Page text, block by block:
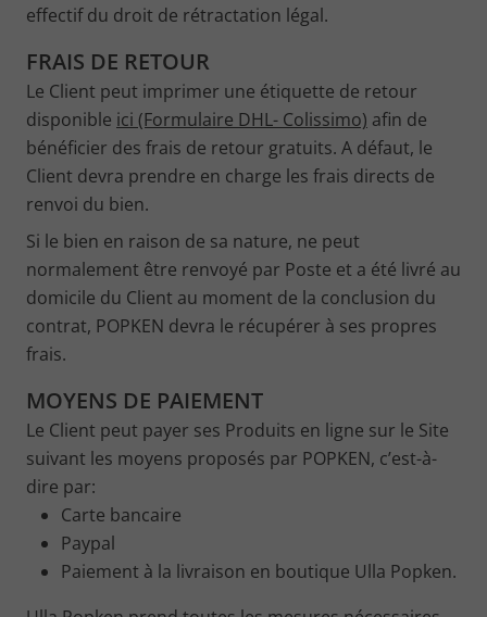
effectif du droit de rétractation légal.
FRAIS DE RETOUR
Le Client peut imprimer une étiquette de retour
disponible ici (Formulaire DHL- Colissimo) afin de
bénéficier des frais de retour gratuits. A défaut, le
Client devra prendre en charge les frais directs de
renvoi du bien.
Si le bien en raison de sa nature, ne peut
normalement être renvoyé par Poste et a été livré au
domicile du Client au moment de la conclusion du
contrat, POPKEN devra le récupérer à ses propres
frais.
MOYENS DE PAIEMENT
Le Client peut payer ses Produits en ligne sur le Site
suivant les moyens proposés par POPKEN, c’est-à-
dire par:
Carte bancaire
Paypal
Paiement à la livraison en boutique Ulla Popken.